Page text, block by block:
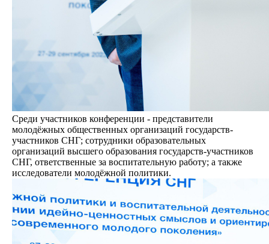
Среди участников конференции - представители
молодёжных общественных организаций государств-
участников СНГ; сотрудники образовательных
организаций высшего образования государств-участников
СНГ, ответственные за воспитательную работу; а также
исследователи молодёжной политики.